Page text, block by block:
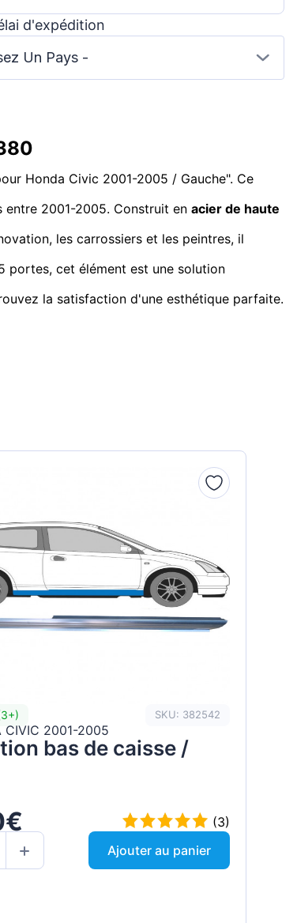
d'expédition
Un Pays -
Honda Civic 2001-2005 / Gauche". Ce
2001-2005. Construit en acier de haute
les carrossiers et les peintres, il
portes, cet élément est une solution
la satisfaction d'une esthétique parfaite.
SKU: 382542
CIVIC 2001-2005
bas de caisse /
(3)
Ajouter au panier